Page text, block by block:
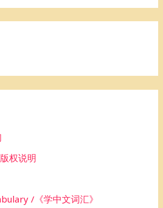
权说明
/《学中文词汇》